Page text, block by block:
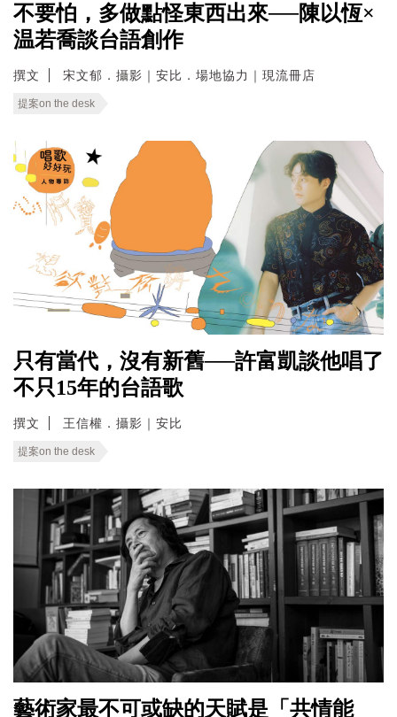
不要怕，多做點怪東西出來──陳以恆×
温若喬談台語創作
撰文 宋文郁．攝影｜安比．場地協力｜現流冊店
提案on the desk
只有當代，沒有新舊──許富凱談他唱了
不只15年的台語歌
撰文 王信權．攝影｜安比
提案on the desk
藝術家最不可或缺的天賦是「共情能